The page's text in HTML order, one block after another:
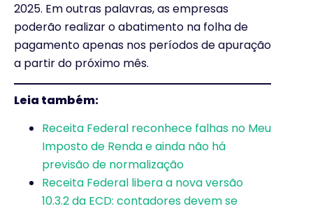
2025. Em outras palavras, as empresas
poderão realizar o abatimento na folha de
pagamento apenas nos períodos de apuração
a partir do próximo mês.
Leia também:
Receita Federal reconhece falhas no Meu
Imposto de Renda e ainda não há
previsão de normalização
Receita Federal libera a nova versão
10.3.2 da ECD: contadores devem se